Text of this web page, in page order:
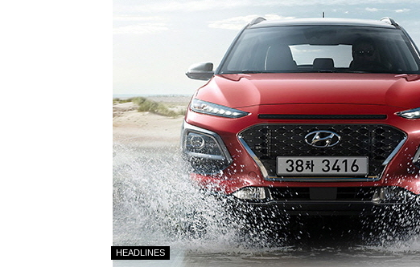
HEADLINES